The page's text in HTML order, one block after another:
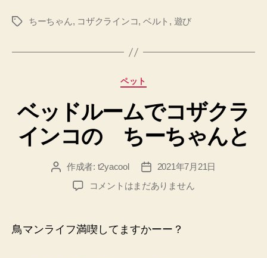
タ
ちーちゃん, コザクラインコ, ベルト , 遊び
カ
ゴ
リ
ー
ペット
ベッドルームでコザクラ
インコの ちーちゃんと
投 作成者: t2yacool
投
稿
日
2021年7月21日
ベ
ル
ー
コメントはまだありません
鳥マンライフ満喫してますかーー？